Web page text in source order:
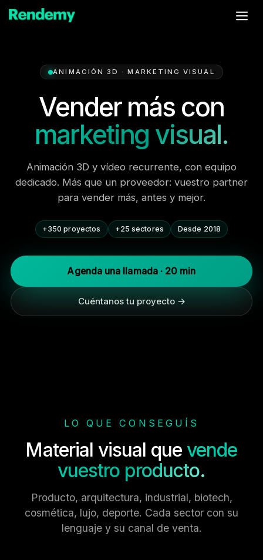
Saltar
ANIMACIÓN 3D · MARKETING VISUAL
Vender más con
marketing visual.
Animación 3D y vídeo recurrente, con equipo
dedicado. Más que un proveedor: vuestro partner
para vender más, antes y mejor.
+350 proyectos +25 sectores Desde 2018
Agenda una llamada · 20 min
Cuéntanos tu proyecto →
LO QUE CONSEGUÍS
Material visual que vende
vuestro producto.
Producto, arquitectura, industrial, biotech,
cosmética, lujo, deporte. Cada sector con su
lenguaje y su canal de venta.